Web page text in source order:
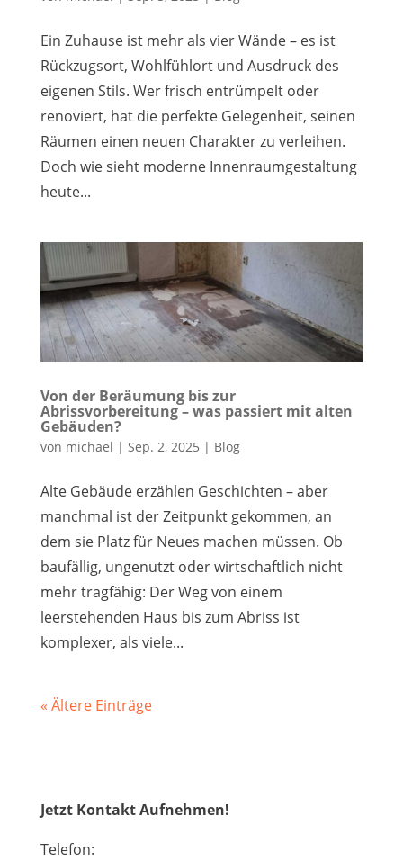
Ein Zuhause ist mehr als vier Wände – es ist
Rückzugsort, Wohlfühlort und Ausdruck des
eigenen Stils. Wer frisch entrümpelt oder
renoviert, hat die perfekte Gelegenheit, seinen
Räumen einen neuen Charakter zu verleihen.
Doch wie sieht moderne Innenraumgestaltung
heute...
Von der Beräumung bis zur
Abrissvorbereitung – was passiert mit alten
Gebäuden?
von michael | Sep. 2, 2025 | Blog
Alte Gebäude erzählen Geschichten – aber
manchmal ist der Zeitpunkt gekommen, an
dem sie Platz für Neues machen müssen. Ob
baufällig, ungenutzt oder wirtschaftlich nicht
mehr tragfähig: Der Weg von einem
leerstehenden Haus bis zum Abriss ist
komplexer, als viele...
« Ältere Einträge
Jetzt Kontakt Aufnehmen!
Telefon: